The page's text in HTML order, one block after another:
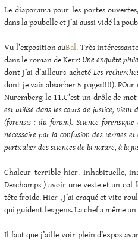
Le diaporama pour les portes
dans la poubelle et j’ai aussi vidé la
Vu l’exposition auBal. Très
dans le roman de Kerr: Une enquête
dont j’ai d’ailleurs acheté Les
dont je vais absorber 5 pages!!!!).
Nuremberg le 11.C’est un drôle de
est utilisé dans les cours de justice, vient
(forensis : du forum). Science forensique
nécessaire par la confusion des termes
particulier des sciences de la nature, à la
Chaleur terrible hier. Inhabituelle,
Deschamps ) avoir une veste et un col
tête froide. Hier , j’ai craqué et vite
qui guident les gens. La chef a même
Il faut que j’aille voir plein d’expos